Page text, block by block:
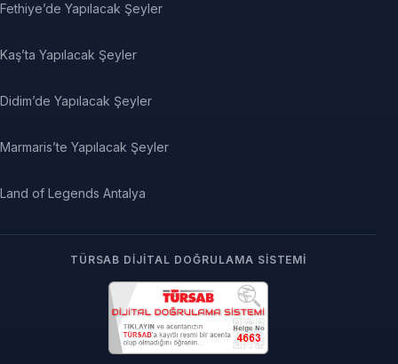
Fethiye’de Yapılacak Şeyler
Kaş’ta Yapılacak Şeyler
Didim’de Yapılacak Şeyler
Marmaris’te Yapılacak Şeyler
Land of Legends Antalya
TÜRSAB DIJITAL DOĞRULAMA SISTEMI